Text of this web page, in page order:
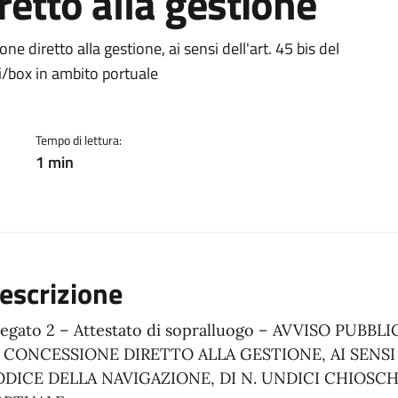
diretto alla gestione, ai sensi dell'art. 45 bis del
box in ambito portuale
Tempo di lettura:
1 min
2 – Attestato di sopralluogo – AVVISO
DIRETTO ALLA GESTIONE, AI SENSI
DELLA NAVIGAZIONE, DI N. UNDICI